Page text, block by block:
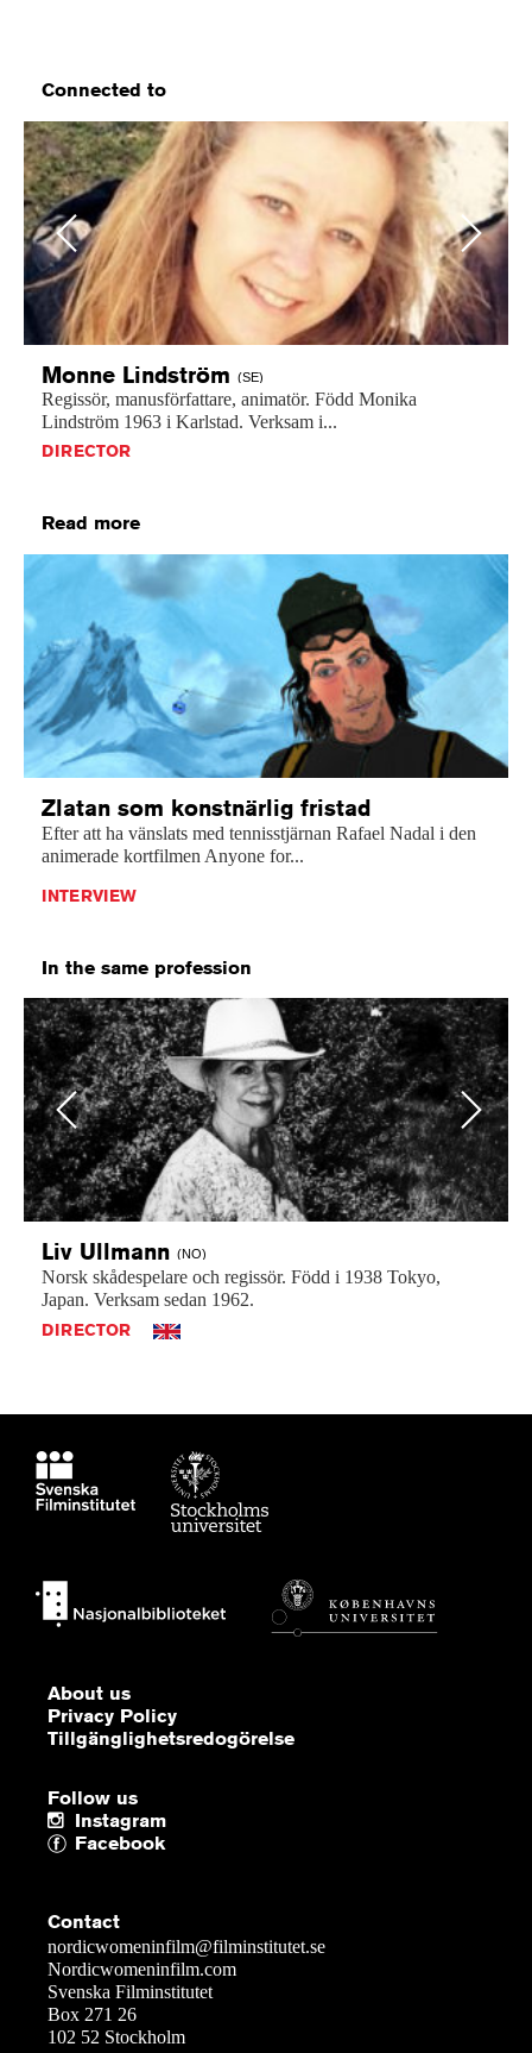
Connected to
Previous
Monne Lindström (SE)
Regissör, manusförfattare, animatör. Född Monika
Lindström 1963 i Karlstad. Verksam i...
DIRECTOR
Next
Read more
Zlatan som konstnärlig fristad
Efter att ha vänslats med tennisstjärnan Rafael Nadal i den
animerade kortfilmen Anyone for...
INTERVIEW
In the same profession
Previous
Liv Ullmann (NO)
Norsk skådespelare och regissör. Född i 1938 Tokyo,
Japan. Verksam sedan 1962.
DIRECTOR
Next
About us
Privacy Policy
Tillgänglighetsredogörelse
Follow us
Instagram
Facebook
Contact
nordicwomeninfilm@filminstitutet.se
Nordicwomeninfilm.com
Svenska Filminstitutet
Box 271 26
102 52 Stockholm